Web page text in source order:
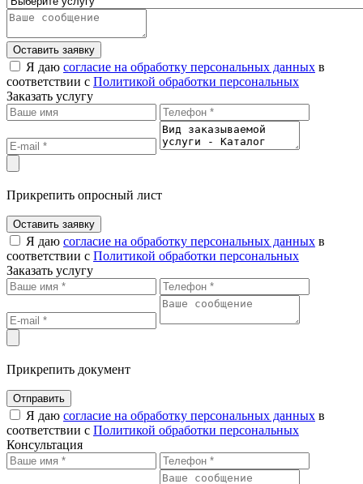
Оставить заявку
Я даю согласие на обработку персональных данных в
соответствии с Политикой обработки персональных
Заказать услугу
Прикрепить опросный лист
Оставить заявку
Я даю согласие на обработку персональных данных в
соответствии с Политикой обработки персональных
Заказать услугу
Прикрепить документ
Отправить
Я даю согласие на обработку персональных данных в
соответствии с Политикой обработки персональных
Консультация